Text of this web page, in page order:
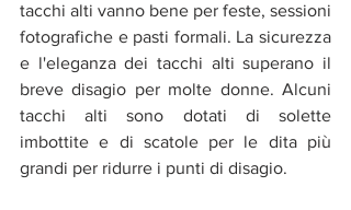
tacchi alti vanno bene per feste, sessioni
fotografiche e pasti formali. La sicurezza
e l'eleganza dei tacchi alti superano il
breve disagio per molte donne. Alcuni
tacchi alti sono dotati di solette
imbottite e di scatole per le dita più
grandi per ridurre i punti di disagio.